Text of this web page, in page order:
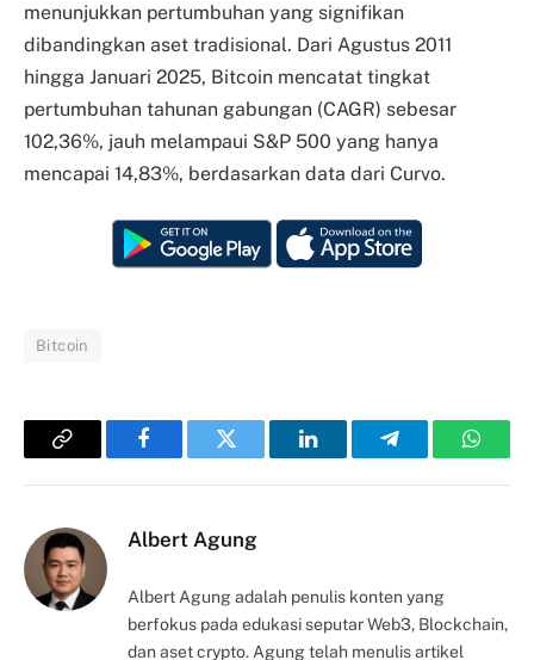
menunjukkan pertumbuhan yang signifikan
dibandingkan aset tradisional. Dari Agustus 2011
hingga Januari 2025, Bitcoin mencatat tingkat
pertumbuhan tahunan gabungan (CAGR) sebesar
102,36%, jauh melampaui S&P 500 yang hanya
mencapai 14,83%, berdasarkan data dari Curvo.
Bitcoin
Copy
FacebookTwitter LinkedInTelegram
Albert Agung
Albert Agung adalah penulis konten yang
berfokus pada edukasi seputar Web3, Blockchain,
dan aset crypto. Agung telah menulis artikel